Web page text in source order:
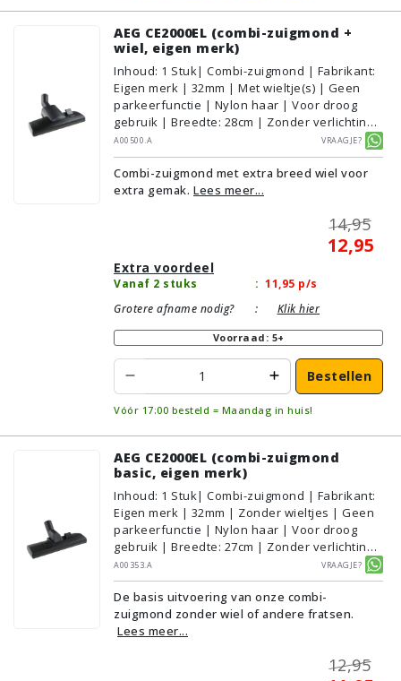
AEG CE2000EL (combi-zuigmond +
wiel, eigen merk)
Inhoud: 1 Stuk| Combi-zuigmond | Fabrikant:
Eigen merk | 32mm | Met wieltje(s) | Geen
parkeerfunctie | Nylon haar | Voor droog
gebruik | Breedte: 28cm | Zonder verlichting |
Zonder kliksysteem | Zwart | Alternatief |
Geschikt voor vloertype: Plavuizen/Tegels,
Parket/Laminaat, PVC/Vinyl,
Tapijt/Vloerbedekking
A00500.A Vraagje?
Combi-zuigmond met extra breed wiel voor
extra gemak. Lees meer...
14,95
12,95
Extra voordeel
Vanaf 2 stuks : 11,95 p/s
Grotere afname nodig?
: Klik hier
Voorraad: 5+
Bestellen
Vóór 17:00 besteld = Maandag in huis!
AEG CE2000EL (combi-zuigmond
basic, eigen merk)
Inhoud: 1 Stuk| Combi-zuigmond | Fabrikant:
Eigen merk | 32mm | Zonder wieltjes | Geen
parkeerfunctie | Nylon haar | Voor droog
gebruik | Breedte: 27cm | Zonder verlichting |
Zonder kliksysteem | Zwart | Alternatief |
Geschikt voor vloertype: Plavuizen/Tegels,
Parket/Laminaat, PVC/Vinyl,
Tapijt/Vloerbedekking
A00353.A Vraagje?
De basis uitvoering van onze combi-
zuigmond zonder wiel of andere fratsen.
Lees meer...
12,95